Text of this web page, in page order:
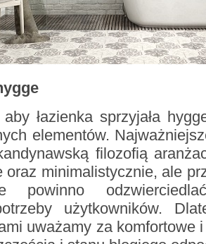
łazienka sprzyjała
elementów.
filozofią
oraz minimalistycznie, ale
powinno
użytkowników.
uważamy za komfortowe